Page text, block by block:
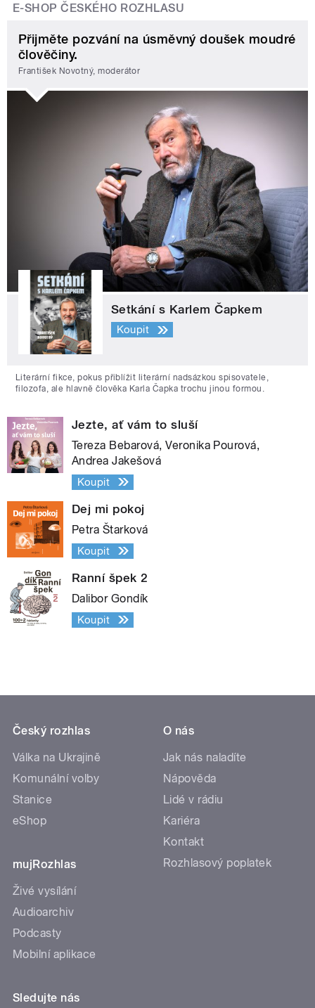
E-SHOP ČESKÉHO ROZHLASU
Přijměte pozvání na úsměvný doušek moudré
člověčiny.
František Novotný, moderátor
Setkání s Karlem Čapkem
Koupit
Literární fikce, pokus přiblížit literární nadsázkou spisovatele,
filozofa, ale hlavně člověka Karla Čapka trochu jinou formou.
Jezte, ať vám to sluší
Tereza Bebarová, Veronika Pourová,
Andrea Jakešová
Koupit
Dej mi pokoj
Petra Štarková
Koupit
Ranní špek 2
Dalibor Gondík
Koupit
Český rozhlas
Válka na Ukrajině
Komunální volby
Stanice
eShop
mujRozhlas
Živé vysílání
Audioarchiv
Podcasty
Mobilní aplikace
O nás
Jak nás naladíte
Nápověda
Lidé v rádiu
Kariéra
Kontakt
Rozhlasový poplatek
Sledujte nás